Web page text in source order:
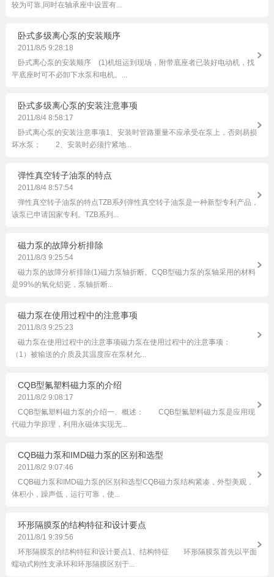
较为可靠,同时在轴承座中设置有...
卧式多级离心泵的安装顺序
2011/8/5 9:28:18
卧式离心泵的安装顺序 (1)机组运到现场，附带底座者已装好电动机，找
平底座时可不必卸下水泵和电机。...
卧式多级离心泵的安装注意事项
2011/8/4 8:58:17
卧式离心泵的安装注意事项1、安装时管路重量不应承受在泵上，否则易损
坏水泵； 2、安装时必须拧紧地...
弹性真空转子油泵的特点
2011/8/4 8:57:54
弹性真空转子油泵的特点TZB系列弹性真空转子油泵是一种新型专利产品，
该泵已申请国家专利。TZB系列...
磁力泵的故障分析排除
2011/8/3 9:25:54
磁力泵的故障分析排除(1)磁力泵轴折断。CQB型磁力泵的泵轴采用的材料
是99%的氧化铝瓷，泵轴折断...
磁力泵在使用过程中的注意事项
2011/8/3 9:25:23
磁力泵在使用过程中的注意事项磁力泵在使用过程中的注意事项：
（1）被输送的介质及其温度应在泵材允...
CQB型氟塑料磁力泵的介绍
2011/8/2 9:08:17
CQB型氟塑料磁力泵的介绍一、概述： CQB型氟塑料磁力泵是应用现
代磁力学原理，利用永磁体实现无...
CQB磁力泵和IMD磁力泵的区别和选型
2011/8/2 9:07:46
CQB磁力泵和IMD磁力泵的区别和选型CQB磁力泵结构紧凑，外型美观，
体积小，躁声低，运行可靠，使...
环形隔膜泵的结构特征和设计要点
2011/8/1 9:39:56
环形隔膜泵的结构特征和设计要点1、结构特征 环形隔膜泵首先以平面
蠕动式刚性支承环和环形隔膜区别于...